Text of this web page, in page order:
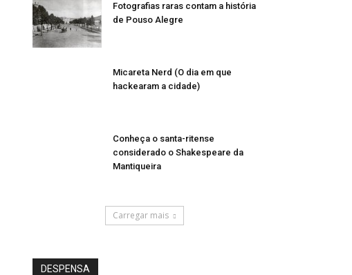
Fotografias raras contam a história
de Pouso Alegre
Micareta Nerd (O dia em que
hackearam a cidade)
Conheça o santa-ritense
considerado o Shakespeare da
Mantiqueira
Carregar mais
DESPENSA